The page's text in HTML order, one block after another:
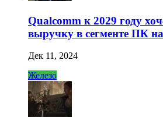
Qualcomm к 2029 году
выручку в сегменте ПК
Дек 11, 2024
Железо